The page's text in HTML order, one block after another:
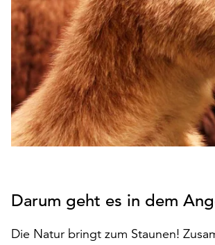
Darum geht es in dem
Die Natur bringt zum Staunen!